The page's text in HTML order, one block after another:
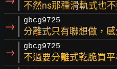
不然ns那種滑軌式也
→ gbcg9725
分離式只有聯想做，
→ gbcg9725
不過要分離式乾脆買